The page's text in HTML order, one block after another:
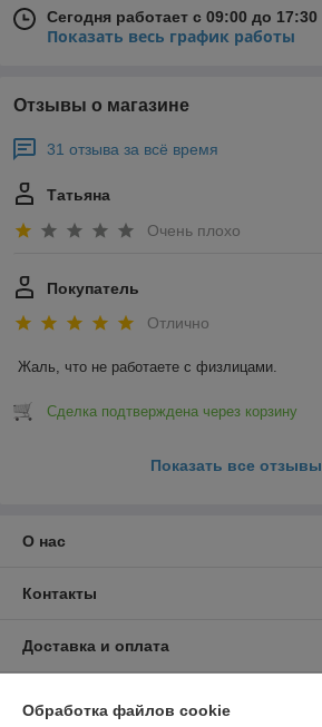
Сегодня работает с 09:00 до 17:30
Показать весь график работы
Отзывы о магазине
31 отзыва за всё время
Татьяна
Очень плохо
Покупатель
Отлично
Жаль, что не работаете с физлицами.
Сделка подтверждена через корзину
Показать все отзывы
О нас
Контакты
Доставка и оплата
Обработка файлов cookie